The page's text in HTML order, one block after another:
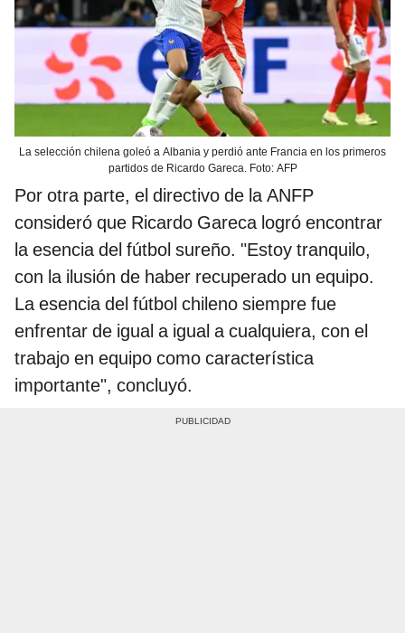
La selección chilena goleó a Albania y perdió ante Francia en los primeros
partidos de Ricardo Gareca. Foto: AFP
Por otra parte, el directivo de la ANFP
consideró que Ricardo Gareca logró encontrar
la esencia del fútbol sureño. "Estoy tranquilo,
con la ilusión de haber recuperado un equipo.
La esencia del fútbol chileno siempre fue
enfrentar de igual a igual a cualquiera, con el
trabajo en equipo como característica
importante", concluyó.